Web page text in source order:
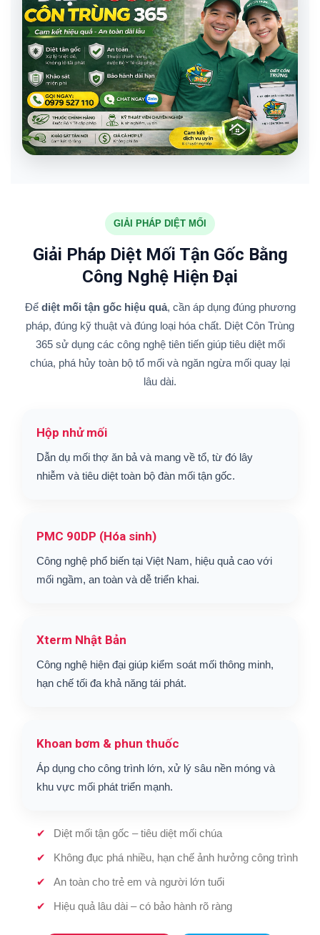
GIẢI PHÁP DIỆT MỐI
Giải Pháp Diệt Mối Tận Gốc Bằng
Công Nghệ Hiện Đại
Để diệt mối tận gốc hiệu quả, cần áp dụng đúng phương
pháp, đúng kỹ thuật và đúng loại hóa chất. Diệt Côn Trùng
365 sử dụng các công nghệ tiên tiến giúp tiêu diệt mối
chúa, phá hủy toàn bộ tổ mối và ngăn ngừa mối quay lại
lâu dài.
Hộp nhử mối
Dẫn dụ mối thợ ăn bả và mang về tổ, từ đó lây
nhiễm và tiêu diệt toàn bộ đàn mối tận gốc.
PMC 90DP (Hóa sinh)
Công nghệ phổ biến tại Việt Nam, hiệu quả cao với
mối ngầm, an toàn và dễ triển khai.
Xterm Nhật Bản
Công nghệ hiện đại giúp kiểm soát mối thông minh,
hạn chế tối đa khả năng tái phát.
Khoan bơm & phun thuốc
Áp dụng cho công trình lớn, xử lý sâu nền móng và
khu vực mối phát triển mạnh.
Diệt mối tận gốc – tiêu diệt mối chúa
Không đục phá nhiều, hạn chế ảnh hưởng công trình
An toàn cho trẻ em và người lớn tuổi
Hiệu quả lâu dài – có bảo hành rõ ràng